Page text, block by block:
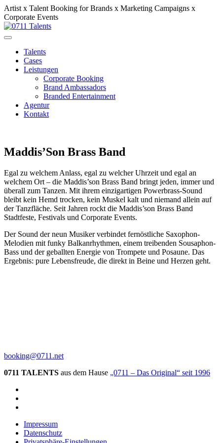
Artist x Talent Booking for Brands x Marketing Campaigns x
Corporate Events
Talents
Cases
Leistungen
Corporate Booking
Brand Ambassadors
Branded Entertainment
Agentur
Kontakt
Maddis’Son Brass Band
Egal zu welchem Anlass, egal zu welcher Uhrzeit und egal an
welchem Ort – die Maddis’son Brass Band bringt jeden, immer und
überall zum Tanzen. Mit ihrem einzigartigen Powerbrass-Sound
bleibt kein Hemd trocken, kein Muskel kalt und niemand allein auf
der Tanzfläche. Seit Jahren rockt die Maddis’son Brass Band
Stadtfeste, Festivals und Corporate Events.
Der Sound der neun Musiker verbindet fernöstliche Saxophon-
Melodien mit funky Balkanrhythmen, einem treibenden Sousaphon-
Bass und der geballten Energie von Trompete und Posaune. Das
Ergebnis: pure Lebensfreude, die direkt in Beine und Herzen geht.
booking@0711.net
0711 TALENTS aus dem Hause „0711 – Das Original“ seit 1996
Impressum
Datenschutz